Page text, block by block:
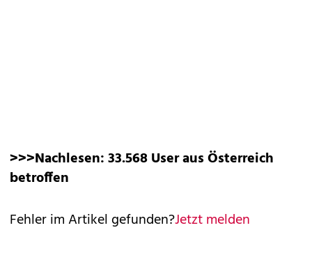
>>>Nachlesen:33.568 User aus Österreich
betroffen
Fehler im Artikel gefunden?Jetzt melden